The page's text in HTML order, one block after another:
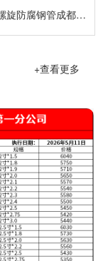
管成都基地全面投产
+查看更多